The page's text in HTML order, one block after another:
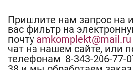
Пришлите нам запрос на
вас фильтр на
почту amkomplekt@mail.ru
чат на нашем сайте, или
телефонам 8-343-206-77-